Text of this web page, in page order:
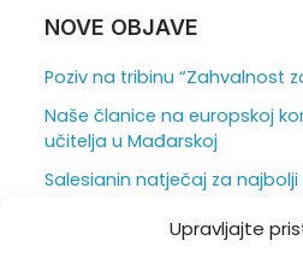
Upravljajte
:NOVE OBJAVE
Poziv na tribinu “Zahvalnost
Naše članice na europskoj
učitelja u Mađarskoj
Salesianin natječaj za
Ljepota i težina škole iz vizure